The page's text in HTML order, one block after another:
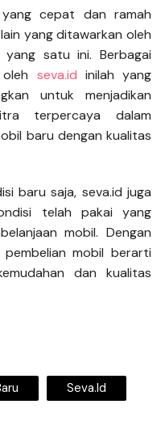
cepat dan ramah
yang ditawarkan oleh
yang satu ini. Berbagai
seva.id inilah yang
untuk menjadikan
terpercaya dalam
baru dengan kualitas
baru saja, seva.id juga
telah pakai yang
mobil. Dengan
mobil berarti
dan kualitas
Seva.id